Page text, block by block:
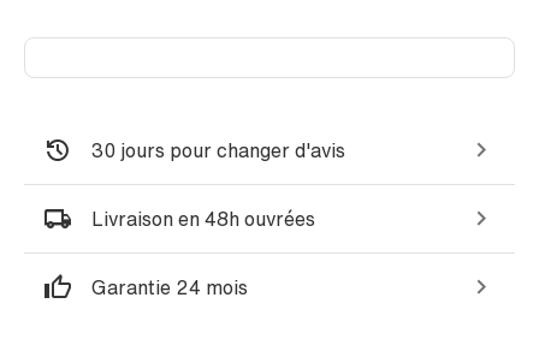
30 jours pour changer d'avis
Livraison en 48h ouvrées
Garantie 24 mois